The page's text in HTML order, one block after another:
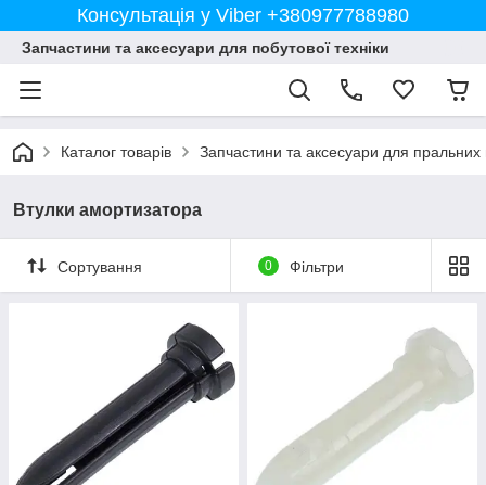
Консультація у Viber +380977788980
Запчастини та аксесуари для побутової техніки
Каталог товарів Запчастини та аксесуари для
Втулки амортизатора
Сортування 0 Фільтри